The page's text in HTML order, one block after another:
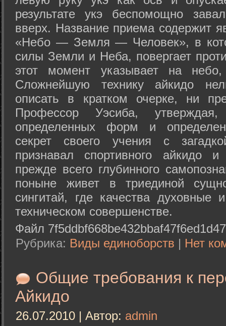
результате укэ беспомощно
вверх. Название приема содержит
«Небо — Земля — Человек», в
силы Земли и Неба, повергает
этот момент указывает на
Сложнейшую технику айкидо
описать в кратком очерке, ни
Профессор Уэсиба,
определенных форм и
секрет своего учения с
признавал спортивного айкидо
прежде всего глубинного
поныне живет в триединой
сингитай, где качества духовные
техническом совершенстве.
Файл
Рубрика: Виды единоборств | Нет
Общие требования к
Айкидо
26.07.2010 | Автор: admin